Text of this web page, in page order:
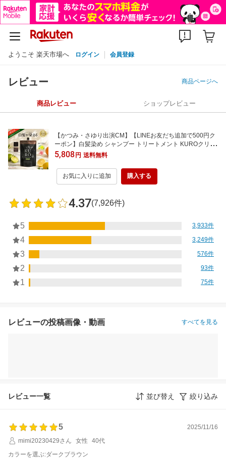
ようこそ 楽天市場へ ログイン 会員登録
レビュー 商品ページへ
商品レビュー ショップレビュー
【かつみ・さゆり出演CM】【LINEお友だち追加で500円ク
ーポン】白髪染め シャンプー トリートメント KUROクリー
ムシャンプー 400g 単品 バランローズ 公式 VALANROSE ク
ロ カラーシャンプー カラートリートメント 白髪用 白髪染め
トリートメント 黒 茶 新色
5,808円 送料無料
お気に入りに追加 購入する
4.37(7,926件)
5 3,933件
4 3,249件
3 576件
2 93件
1 75件
レビューの投稿画像・動画 すべてを見る
レビュー一覧 並び替え 絞り込み
5
2025/11/16
mimi20230429さん
女性
40代
カラーを選ぶ:ダークブラウン